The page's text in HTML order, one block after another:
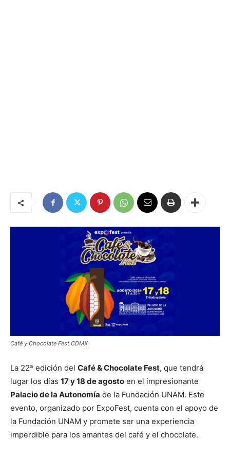
Café y Chocolate Fest CDMX
La 22ª edición del Café & Chocolate Fest, que tendrá
lugar los días 17 y 18 de agosto en el impresionante
Palacio de la Autonomía de la Fundación UNAM. Este
evento, organizado por ExpoFest, cuenta con el apoyo de
la Fundación UNAM y promete ser una experiencia
imperdible para los amantes del café y el chocolate.